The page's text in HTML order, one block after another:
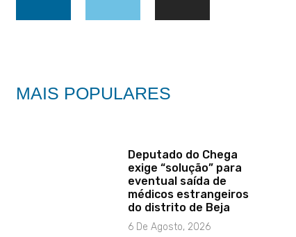
MAIS POPULARES
Deputado do Chega
exige “solução” para
eventual saída de
médicos estrangeiros
do distrito de Beja
6 De Agosto, 2026